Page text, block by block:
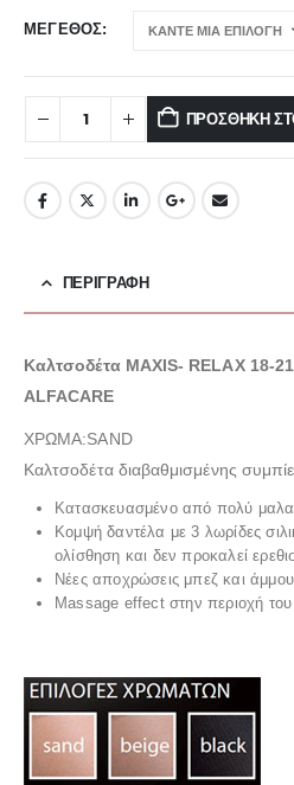
ΜΈΓΕΘΟΣ
ΠΡΟΣΘΉΚΗ
ΠΕΡΙΓΡΑΦΉ
Καλτσοδέτα MAXIS- RELAX 18-
ALFACARE
ΧΡΩΜΑ:SAND
Kαλτσοδέτα διαβαθμισμένης
Κατασκευασμένο από πολύ
Κομψή δαντέλα με 3 λωρίδες
ολίσθηση και δεν προκαλεί
Νέες αποχρώσεις μπεζ και
Massage effect στην περιοχή του